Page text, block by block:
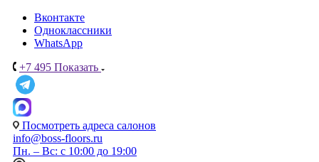
Вконтакте
Одноклассники
WhatsApp
+7 495 Показать
Посмотреть адреса салонов
info@boss-floors.ru
Пн. – Вс: с 10:00 до 19:00